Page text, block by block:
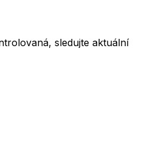
sledujte aktuální